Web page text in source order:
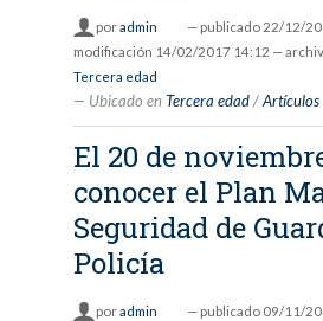
poradmin — publicado 22/12/
modificación 14/02/2017 14:12 —
Tercera edad
Ubicado en Tercera edad /Artículos
El 20 de
conocer el Plan
Seguridad de
Policía
poradmin — publicado 09/11/